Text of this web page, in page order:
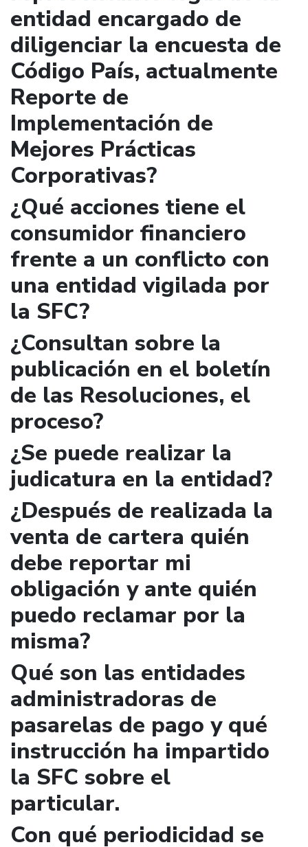
entidad encargado de
diligenciar la encuesta de
Código País, actualmente
Reporte de
Implementación de
Mejores Prácticas
Corporativas?
¿Qué acciones tiene el
consumidor financiero
frente a un conflicto con
una entidad vigilada por
la SFC?
¿Consultan sobre la
publicación en el boletín
de las Resoluciones, el
proceso?
¿Se puede realizar la
judicatura en la entidad?
¿Después de realizada la
venta de cartera quién
debe reportar mi
obligación y ante quién
puedo reclamar por la
misma?
Qué son las entidades
administradoras de
pasarelas de pago y qué
instrucción ha impartido
la SFC sobre el
particular.
Con qué periodicidad se